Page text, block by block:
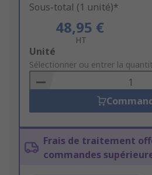
Sous-total (1 unité)*
48,95 €
HT
Add
to
Basket
Unité
Sélectionner ou entrer la
Frais de traitement
commandes